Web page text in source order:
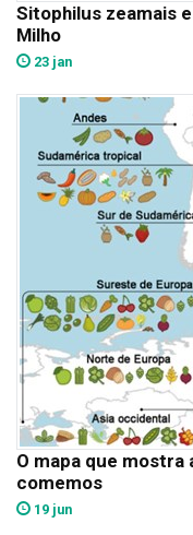
Sitophilus zeamais
Milho
23 jan
O mapa que mostra
comemos
19 jun